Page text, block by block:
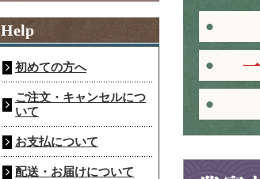
Help
初めての方へ
ご注文・キャンセルにつ
いて
お支払について
配送・お届けについて